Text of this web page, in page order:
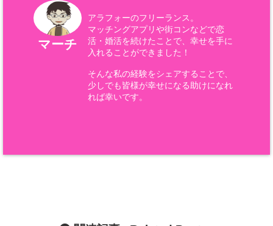
マーチ
アラフォーのフリーランス。
マッチングアプリや街コンなどで恋
活・婚活を続けたことで、幸せを手に
入れることができました！
そんな私の経験をシェアすることで、
少しでも皆様が幸せになる助けになれ
れば幸いです。